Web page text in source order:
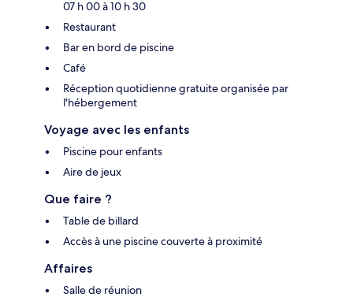
07 h 00 à 10 h 30
Restaurant
Bar en bord de piscine
Café
Réception quotidienne gratuite organisée par
l'hébergement
Voyage avec les enfants
Piscine pour enfants
Aire de jeux
Que faire ?
Table de billard
Accès à une piscine couverte à proximité
Affaires
Salle de réunion